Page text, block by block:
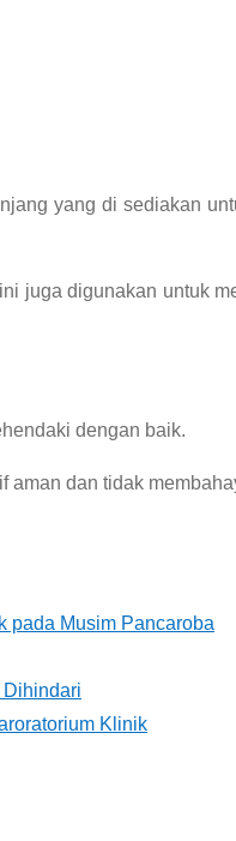
yang di sediakan
juga digunakan untuk
dengan baik.
aman dan tidak
pada Musim Pancaroba
Klinik